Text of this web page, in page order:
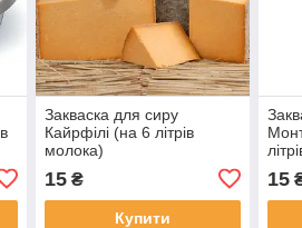
Закваска для сиру
Кайрфілі (на 6 літрів
молока)
15₴
Купити
15